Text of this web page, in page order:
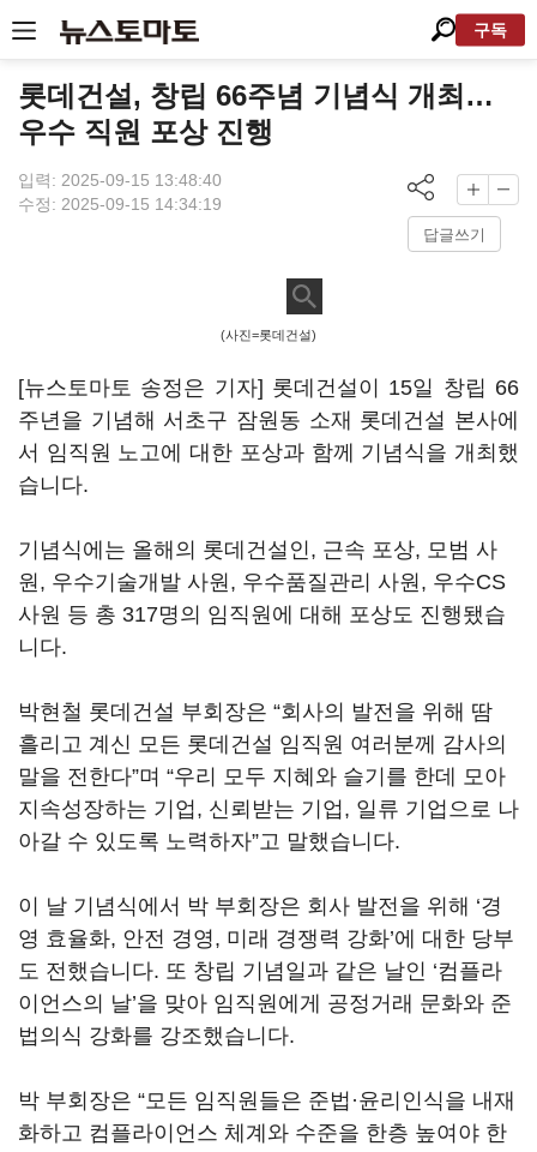
구독
롯데건설, 창립 66주념 기념식 개최…
우수 직원 포상 진행
입력: 2025-09-15 13:48:40
수정: 2025-09-15 14:34:19
답글쓰기
(사진=롯데건설)
[뉴스토마토 송정은 기자] 롯데건설이 15일 창립 66
주년을 기념해 서초구 잠원동 소재 롯데건설 본사에
서 임직원 노고에 대한 포상과 함께 기념식을 개최했
습니다.
기념식에는 올해의 롯데건설인, 근속 포상, 모범 사
원, 우수기술개발 사원, 우수품질관리 사원, 우수CS
사원 등 총 317명의 임직원에 대해 포상도 진행됐습
니다.
박현철 롯데건설 부회장은 “회사의 발전을 위해 땀
흘리고 계신 모든 롯데건설 임직원 여러분께 감사의
말을 전한다”며 “우리 모두 지혜와 슬기를 한데 모아
지속성장하는 기업, 신뢰받는 기업, 일류 기업으로 나
아갈 수 있도록 노력하자”고 말했습니다.
이 날 기념식에서 박 부회장은 회사 발전을 위해 ‘경
영 효율화, 안전 경영, 미래 경쟁력 강화’에 대한 당부
도 전했습니다. 또 창립 기념일과 같은 날인 ‘컴플라
이언스의 날’을 맞아 임직원에게 공정거래 문화와 준
법의식 강화를 강조했습니다.
박 부회장은 “모든 임직원들은 준법·윤리인식을 내재
화하고 컴플라이언스 체계와 수준을 한층 높여야 한